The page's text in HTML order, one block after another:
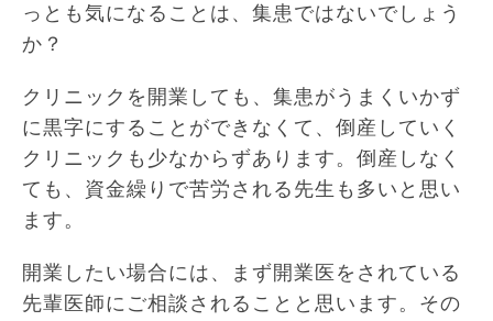
っとも気になることは、集患ではないでしょう
か？
クリニックを開業しても、集患がうまくいかず
に黒字にすることができなくて、倒産していく
クリニックも少なからずあります。倒産しなく
ても、資金繰りで苦労される先生も多いと思い
ます。
開業したい場合には、まず開業医をされている
先輩医師にご相談されることと思います。その